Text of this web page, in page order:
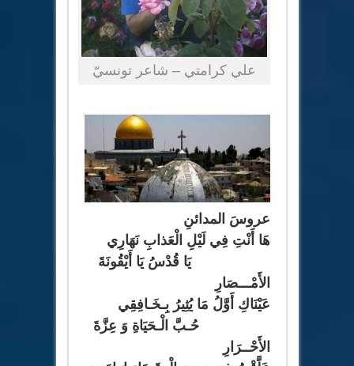
علي كرامتي – شاعر تونسيّ
عروسَ المدائنِ
هَا أَنْتِ فِي لَيْلِ الْعَذابِ نَهَارِي
يَا قُدْسُ يَا أَيْقُونَةَ
الأَمْـــصَارِ
عَيْنَاكِ أَوَّلُ مَا يُثِيرُ بِـخَـافِقِي
حُـبَّ الْـحَيَاةِ وَ عِزَّةَ
الأَحْــرَارِ